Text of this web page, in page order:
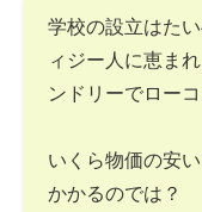
学校の設立はた
ィジー人に恵ま
ンドリーでロー
いくら物価の安
かかるのでは？